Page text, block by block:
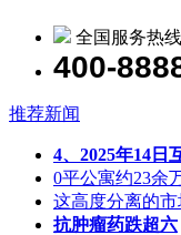
全国服务热线
400-
推荐新闻
4、2025年14日
0平公寓约23余
这高度分离的市
抗肿瘤药跌超六